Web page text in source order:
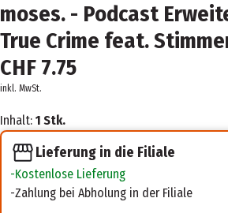
moses. - Podcast
True Crime feat.
CHF 7.75
inkl. MwSt.
Inhalt: 1 Stk.
Lieferung in die Filiale
Kostenlose Lieferung
Zahlung bei Abholung in der Filiale